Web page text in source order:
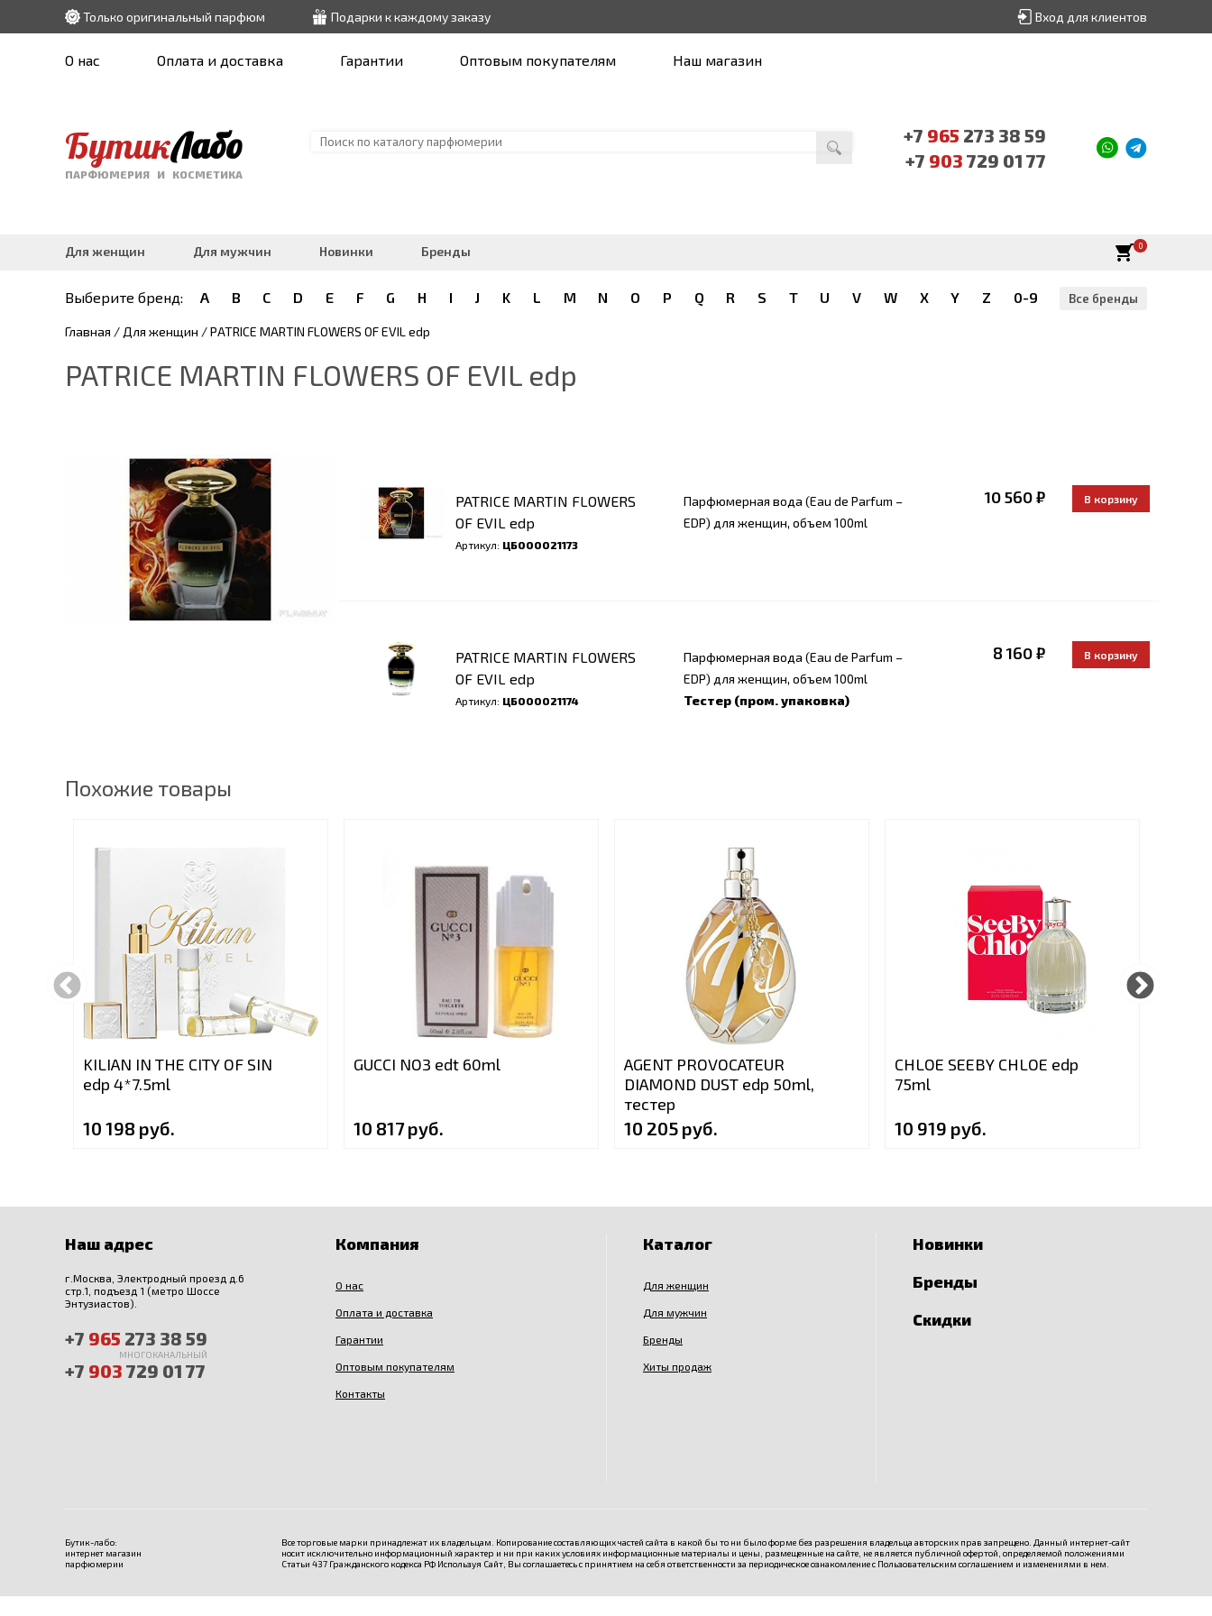
Только оригинальный парфюм Подарки к каждому заказу Вход для клиентов
О нас Оплата и доставка Гарантии Оптовым покупателям Наш магазин
БутикЛабо
ПАРФЮМЕРИЯ И КОСМЕТИКА
+7 965 273 38 59
+7 903 729 01 77
Для женщин Для мужчин Новинки Бренды 0
Выберите бренд: A B C D E F G H I J K L M N O P Q R S T U V W X Y Z 0-9 Все бренды
Главная / Для женщин / PATRICE MARTIN FLOWERS OF EVIL edp
PATRICE MARTIN FLOWERS OF EVIL edp
PATRICE MARTIN FLOWERS
OF EVIL edp
Артикул: ЦБ000021173
Парфюмерная вода (Eau de Parfum –
EDP) для женщин, объем 100ml
10 560 ₽
PATRICE MARTIN FLOWERS
OF EVIL edp
Артикул: ЦБ000021174
Парфюмерная вода (Eau de Parfum –
EDP) для женщин, объем 100ml
Тестер (пром. упаковка)
8 160 ₽
Похожие товары
KILIAN IN THE CITY OF SIN
edp 4*7.5ml
10 198 руб.
GUCCI NO3 edt 60ml
10 817 руб.
AGENT PROVOCATEUR
DIAMOND DUST edp 50ml,
тестер
10 205 руб.
CHLOE SEEBY CHLOE edp
75ml
10 919 руб.
Наш адрес
г.Москва, Электродный проезд д.6
стр.1, подъезд 1 (метро Шоссе
Энтузиастов).
+7 965 273 38 59
МНОГОКАНАЛЬНЫЙ
+7 903 729 01 77
Компания
О нас
Оплата и доставка
Гарантии
Оптовым покупателям
Контакты
Каталог
Для женщин
Для мужчин
Бренды
Хиты продаж
Новинки
Бренды
Скидки
Бутик-лабо:
интернет магазин
парфюмерии
Все торговые марки принадлежат их владельцам. Копирование составляющих частей сайта в какой бы то ни было форме без разрешения владельца авторских прав запрещено. Данный интернет-сайт
носит исключительно информационный характер и ни при каких условиях информационные материалы и цены, размещенные на сайте, не является публичной офертой, определяемой положениями
Статьи 437 Гражданского кодекса РФ Используя Сайт, Вы соглашаетесь с принятием на себя ответственности за периодическое ознакомление с Пользовательским соглашением и изменениями в нем.